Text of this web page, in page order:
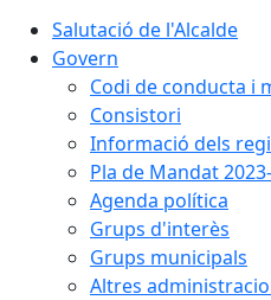
Salutació de l'Alcalde
Govern
Codi de conducta i
Consistori
Informació dels
Pla de Mandat
Agenda política
Grups d'interès
Grups municipals
Altres